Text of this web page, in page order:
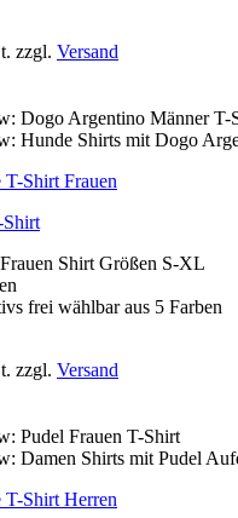
zzgl. Versand
Shirt
Shirt Größen S-XL
frei wählbar aus 5 Farben
zzgl. Versand